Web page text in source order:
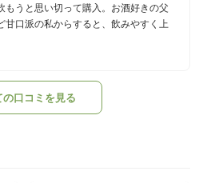
もうと思い切って購入。お酒好きの父
甘口派の私からすると、飲みやすく上
の口コミを見る